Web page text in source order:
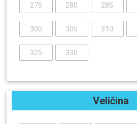
275 280 285
300 305 310
325 330
Veličina